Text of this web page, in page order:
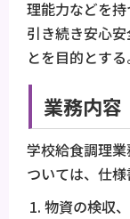
理能力などを持
引き続き安心
とを目的とする
業務内容
学校給食調理
ついては、仕
物資の検収